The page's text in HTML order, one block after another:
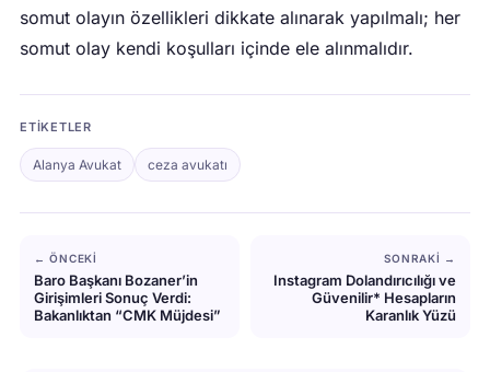
somut olayın özellikleri dikkate alınarak yapılmalı; her
somut olay kendi koşulları içinde ele alınmalıdır.
ETIKETLER
Alanya Avukat ceza avukatı
← ÖNCEKI
Baro Başkanı Bozaner’in
Girişimleri Sonuç Verdi:
Bakanlıktan “CMK Müjdesi”
SONRAKI →
Instagram Dolandırıcılığı ve
Güvenilir* Hesapların
Karanlık Yüzü